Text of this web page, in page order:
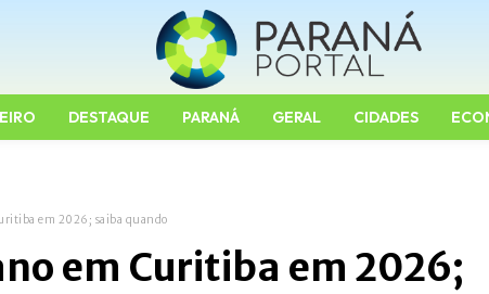
DESTAQUE PARANÁ GERAL CIDADES
em 2026; saiba quando
em Curitiba em 2026;